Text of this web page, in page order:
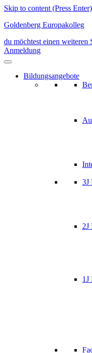
Skip to content (Press Enter)
Goldenberg Europakolleg
du möchtest einen weiteren
Anmeldung
Bildungsangebote
3J
2J
1J